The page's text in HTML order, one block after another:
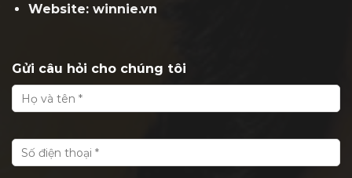
Website: winnie.vn
Gửi câu hỏi cho chúng tôi